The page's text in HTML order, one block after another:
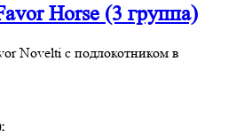
Horse (3 группа)
Novelti с подлокотником в